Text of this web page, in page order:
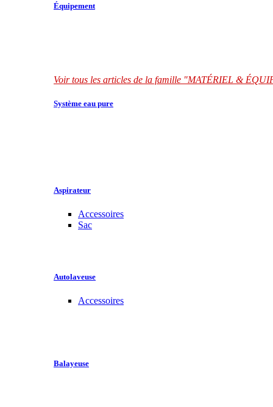
Équipement
Voir tous les articles de la famille "MATÉRIEL &
Système eau pure
Aspirateur
Accessoires
Sac
Autolaveuse
Accessoires
Balayeuse